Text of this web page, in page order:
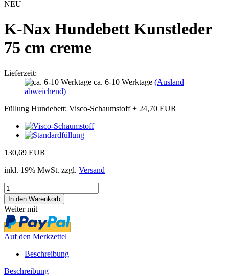
NEU
K-Nax Hundebett Kunstleder
75 cm creme
Lieferzeit:
ca. 6-10 Werktage (Ausland
abweichend)
Füllung Hundebett: Visco-Schaumstoff + 24,70 EUR
130,69 EUR
inkl. 19% MwSt. zzgl. Versand
Weiter mit
Auf den Merkzettel
Beschreibung
Beschreibung